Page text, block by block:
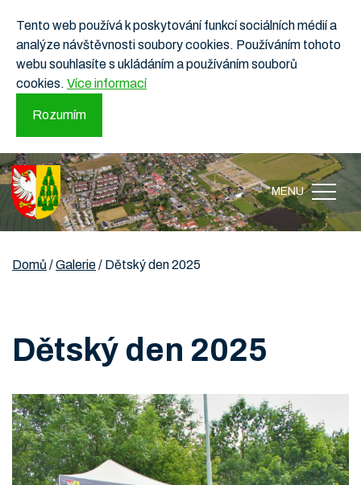
Tento web používá k poskytování funkcí sociálních médií a
analýze návštěvnosti soubory cookies. Používáním tohoto
webu souhlasíte s ukládáním a používáním souborů
cookies. Více informací
Rozumím
MENU
Domů /Galerie/ Dětský den 2025
Dětský den 2025